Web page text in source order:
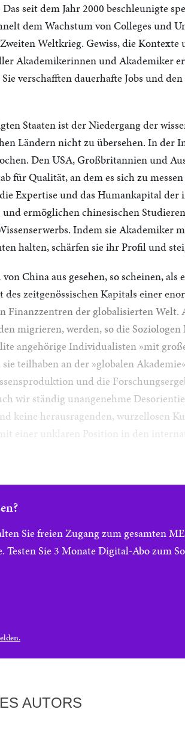
seit dem Jahr 2000 beschleunigte
dem Wachstum von Colleges und
Weltkrieg. Gewiss, die
Akademikerinnen und Akademiker
verschafften dauerhafte Jobs und
Staaten ist der Niedergang der
Ländern nicht zu übersehen. In der
Den USA, Großbritannien und
für Qualität, an dem es sich zu
Expertise und das Humankapital der
ermöglichen chinesischen
Indem sie Akademiker
halten, schärfen sie ihr Profil und
China aus gesehen, so scheinen,
zeitgenössischen Kapitals einer
der globalisierten Welt.
migrieren, werden, so die
angehörige Individualisten »mit
teilhaben an der »globalen
und die
wir ständig unangenehme
keine herausragenden, wurzellosen
einer unklaren Position in den
Sie freien Zugang zum gesamten
Testen Sie 3 Monate Digital-Abo zum
AUTORS